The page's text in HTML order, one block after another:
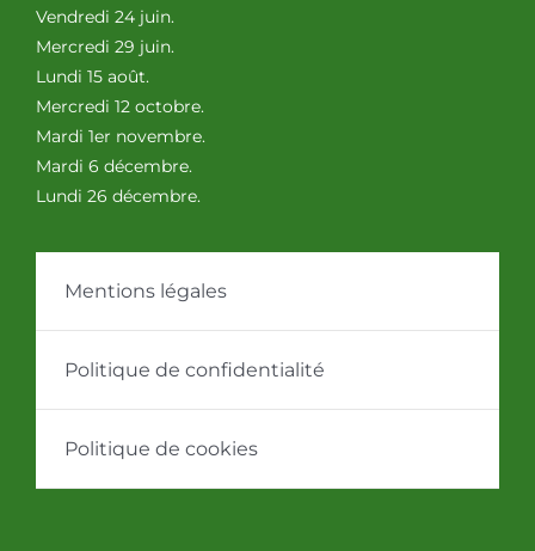
Vendredi 24 juin.
Mercredi 29 juin.
Lundi 15 août.
Mercredi 12 octobre.
Mardi 1er novembre.
Mardi 6 décembre.
Lundi 26 décembre.
Mentions légales
Politique de confidentialité
Politique de cookies